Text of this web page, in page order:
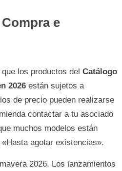
e
los productos del Catálogo
2026 están sujetos a
de precio pueden realizarse
contactar a tu asociado
muchos modelos están
agotar existencias».
2026. Los lanzamientos